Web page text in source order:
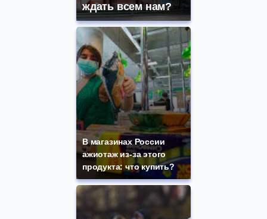
ждать всем нам?
В магазинах России
ажиотаж из-за этого
продукта: что купить?